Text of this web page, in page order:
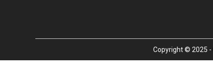
Copyright © 2025 -